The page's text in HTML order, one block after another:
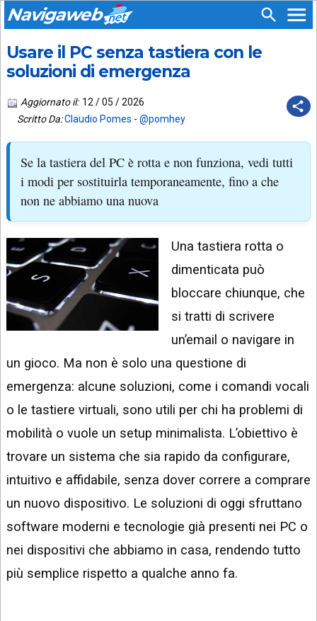
Navigaweb
HOME
SIAMO
SUPPORTO
CONTATTA
PIÙ
LETTI
ULTIMI
POST
VIDEO
ARGOMENTI:
IPHONE
ANDROID
AI
APPS
APPS
TECNOLOGIA
SEGUICI
SU:
APP
ANDROID
EMAIL
TIKTOK
YOUTUBE
INSTAGRAM
NEWS
LINKEDIN
Usare il PC senza tastiera con le
soluzioni di emergenza
Aggiornato il: 12 / 05 / 2026
Scritto Da:Claudio Pomes - @pomhey
Se la tastiera del PC è rotta e non funziona, vedi tutti
i modi per sostituirla temporaneamente, fino a che
non ne abbiamo una nuova
Una tastiera rotta o
dimenticata può
bloccare chiunque, che
si tratti di scrivere
un’email o navigare in
un gioco. Ma non è solo una questione di
emergenza: alcune soluzioni, come i comandi vocali
o le tastiere virtuali, sono utili per chi ha problemi di
mobilità o vuole un setup minimalista. L’obiettivo è
trovare un sistema che sia rapido da configurare,
intuitivo e affidabile, senza dover correre a comprare
un nuovo dispositivo. Le soluzioni di oggi sfruttano
software moderni e tecnologie già presenti nei PC o
nei dispositivi che abbiamo in casa, rendendo tutto
più semplice rispetto a qualche anno fa.